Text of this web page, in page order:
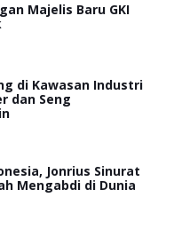
Majelis Baru GKI
di Kawasan Industri
dan Seng
Jonrius Sinurat
Mengabdi di Dunia